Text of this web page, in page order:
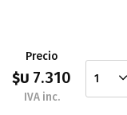
Precio
$U 7.310
IVA inc.
1